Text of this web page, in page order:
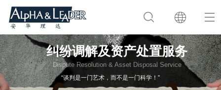
纠纷调解及资产处置服务
Dispute Resolution & Asset Disposal Service
“谈判是一门艺术，而不是一门科学！”